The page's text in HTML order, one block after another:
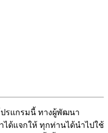
ปรแกรมนี้ ทางผู้พัฒนา
าได้แจกให้ ทุกท่านได้นำไปใช้